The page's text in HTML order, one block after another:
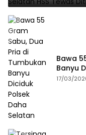
Bawa
Banyu
17/03/